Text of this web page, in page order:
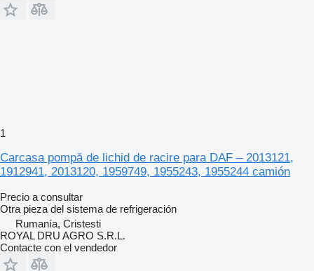
1
Carcasa pompă de lichid de racire para DAF – 2013121,
1912941, 2013120, 1959749, 1955243, 1955244 camión
Precio a consultar
Otra pieza del sistema de refrigeración
Rumanía, Cristesti
ROYAL DRU AGRO S.R.L.
Contacte con el vendedor